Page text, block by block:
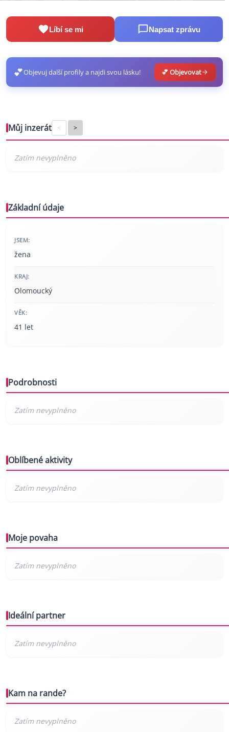
Líbí se mi Napsat zprávu
💕Objevuj další profily a najdi svou lásku! 💕 Objevovat
Můj inzerát < >
Základní údaje
JSEM:
žena
KRAJ:
Olomoucký
VĚK:
41 let
Podrobnosti
Oblíbené aktivity
Moje povaha
Ideální partner
Kam na rande?